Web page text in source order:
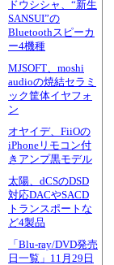
ドウシシャ、“新生
SANSUI”の
Bluetoothスピーカ
ー4機種
MJSOFT、moshi
audioの焼結セラミ
ック筐体イヤフォ
ン
オヤイデ、FiiOの
iPhoneリモコン付
きアンプ黒モデル
太陽、dCSのDSD
対応DACやSACD
トランスポートな
ど4製品
「Blu-ray/DVD発売
日一覧」11月29日